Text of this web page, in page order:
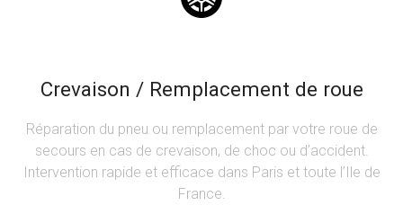
Crevaison / Remplacement de roue
Réparation du pneu ou remplacement par votre roue de
secours en cas de crevaison, de choc ou d’accident.
Intervention rapide et efficace dans Paris et toute l’Ile de
France.